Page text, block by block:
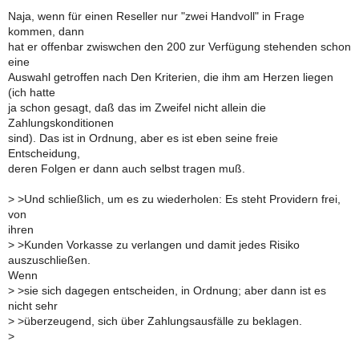
Naja, wenn für einen Reseller nur "zwei Handvoll" in Frage
kommen, dann
hat er offenbar zwiswchen den 200 zur Verfügung stehenden schon
eine
Auswahl getroffen nach Den Kriterien, die ihm am Herzen liegen
(ich hatte
ja schon gesagt, daß das im Zweifel nicht allein die
Zahlungskonditionen
sind). Das ist in Ordnung, aber es ist eben seine freie
Entscheidung,
deren Folgen er dann auch selbst tragen muß.
> >Und schließlich, um es zu wiederholen: Es steht Providern frei,
von
ihren
> >Kunden Vorkasse zu verlangen und damit jedes Risiko
auszuschließen.
Wenn
> >sie sich dagegen entscheiden, in Ordnung; aber dann ist es
nicht sehr
> >überzeugend, sich über Zahlungsausfälle zu beklagen.
>